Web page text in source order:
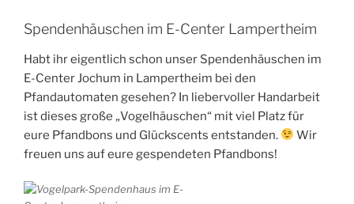
Spendenhäuschen im E-Center Lampertheim
Habt ihr eigentlich schon unser Spendenhäuschen im
E-Center Jochum in Lampertheim bei den
Pfandautomaten gesehen? In liebervoller Handarbeit
ist dieses große „Vogelhäuschen“ mit viel Platz für
eure Pfandbons und Glückscents entstanden.
Wir
freuen uns auf eure gespendeten Pfandbons!